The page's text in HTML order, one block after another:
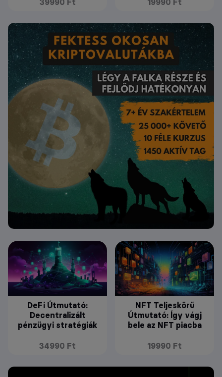
39990 Ft 19990 Ft
DeFi Útmutató:
Decentralizált
pénzügyi stratégiák
34990 Ft
NFT Teljeskörű
Útmutató: Így vágj
bele az NFT piacba
19990 Ft